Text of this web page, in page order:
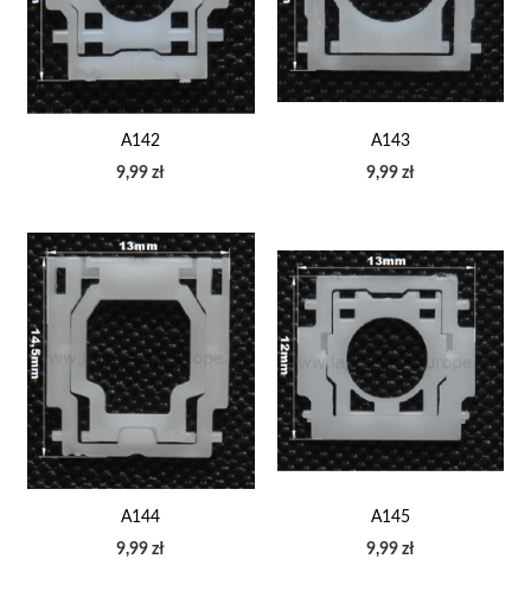
A142
9,99 zł
A143
9,99 zł
A144
9,99 zł
A145
9,99 zł